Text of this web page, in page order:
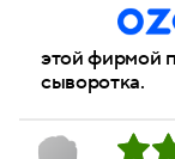
этой фирмой
сыворотка.